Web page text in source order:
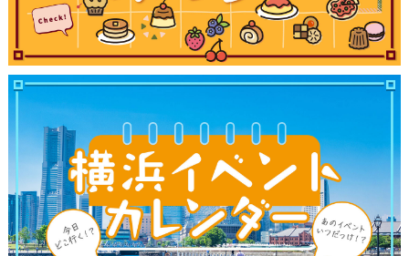
観光ガイド
ランキング
ブログ記事
サイトについて